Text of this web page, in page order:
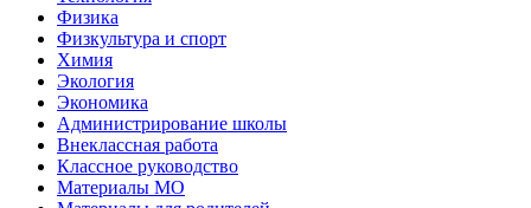
Физика
Физкультура и спорт
Химия
Экология
Экономика
Администрирование школы
Внеклассная работа
Классное руководство
Материалы МО